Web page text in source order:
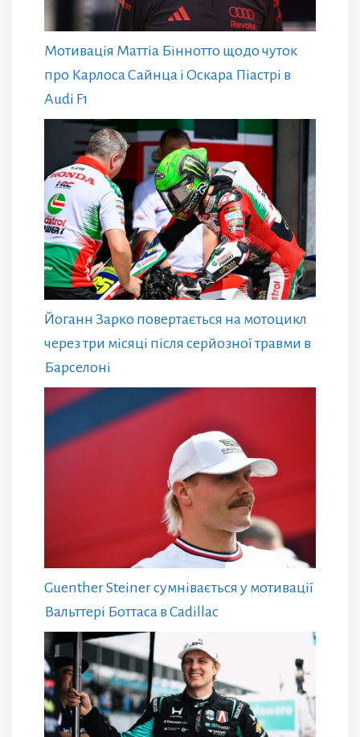
Мотивація Маттіа Біннотто щодо чуток
про Карлоса Сайнца і Оскара Піастрі в
Audi F1
Йоганн Зарко повертається на мотоцикл
через три місяці після серйозної травми в
Барселоні
Guenther Steiner сумнівається у мотивації
Вальттері Боттаса в Cadillac